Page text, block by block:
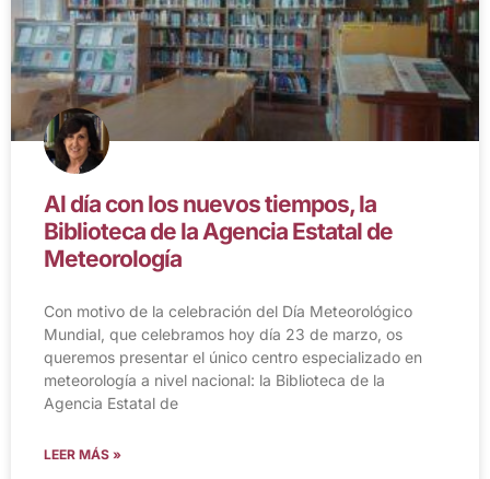
Al día con los nuevos tiempos, la
Biblioteca de la Agencia Estatal de
Meteorología
Con motivo de la celebración del Día Meteorológico
Mundial, que celebramos hoy día 23 de marzo, os
queremos presentar el único centro especializado en
meteorología a nivel nacional: la Biblioteca de la
Agencia Estatal de
LEER MÁS »